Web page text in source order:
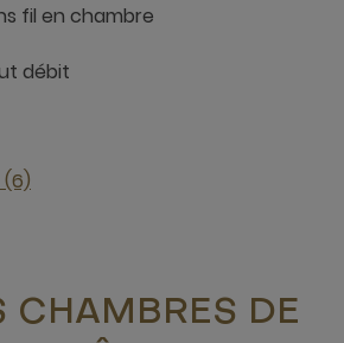
fil en chambre
débit
(6)
CHAMBRES DE